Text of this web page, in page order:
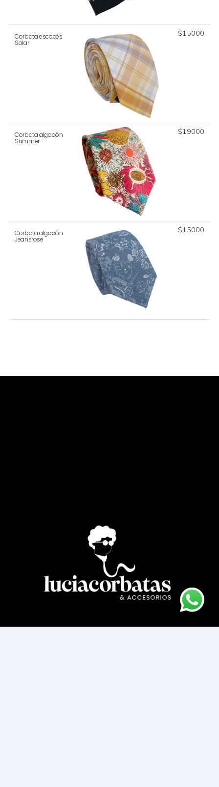
Corbata escocés
Solar
$15000
Corbata algodón
Summer
$19000
Corbata algodón
Jeansrose
$15000